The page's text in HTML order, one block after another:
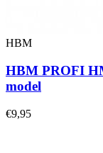
HBM
HBM PROFI
model
€9,95